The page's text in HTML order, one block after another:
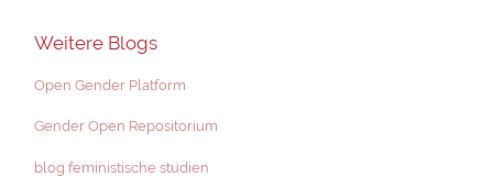
Weitere Blogs
Open Gender Platform
Gender Open Repositorium
blog feministische studien